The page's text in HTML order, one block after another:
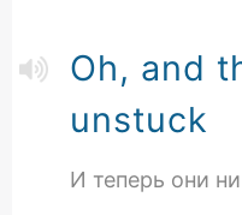
Oh, and
unstuck
И теперь они